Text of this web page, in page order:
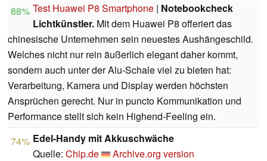
88% Test Huawei P8 Smartphone | Notebookcheck
Lichtkünstler. Mit dem Huawei P8 offeriert das
chinesische Unternehmen sein neuestes Aushängeschild.
Welches nicht nur rein äußerlich elegant daher kommt,
sondern auch unter der Alu-Schale viel zu bieten hat:
Verarbeitung, Kamera und Display werden höchsten
Ansprüchen gerecht. Nur in puncto Kommunikation und
Performance stellt sich kein Highend-Feeling ein.
74% Edel-Handy mit Akkuschwäche
Quelle: Chip.de
Archive.org version